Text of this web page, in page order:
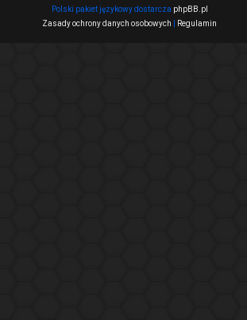
Polski pakiet językowy dostarcza phpBB.pl
Zasady ochrony danych osobowych
Regulamin